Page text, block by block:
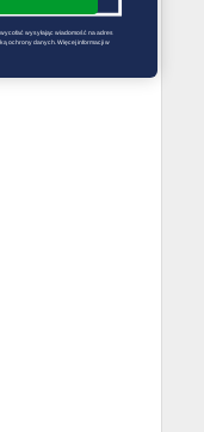
wysyłając wiadomość na adres
ochrony danych. Więcej informacji w